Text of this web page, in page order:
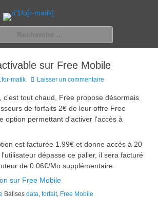
n'1fo[r-matik]
d'infos en info…
sur Free Mobile
matik Laisser un commentaire
c'est tout chaud, Free propose désormais
de forfaits 2€ de leur offre Free
option permettant d'activer l'accès à
est facturée 1.99€ et donne accès à 20
dépasse ce palier, il sera facturé
de 0.06€/Mo supplémentaire.
sur Free Mobile
Balises data, forfait, Free Mobile